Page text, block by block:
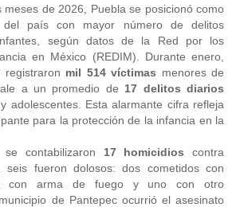
meses de 2026, Puebla se posicionó como
país con mayor número de delitos
según datos de la Red por los
en México (REDIM). Durante enero,
mil 514 víctimas menores de
a un promedio de 17 delitos diarios
adolescentes. Esta alarmante cifra refleja
para la protección de la infancia en la
contabilizaron 17 homicidios contra
seis fueron dolosos: dos cometidos con
con arma de fuego y uno con otro
de Pantepec ocurrió el asesinato